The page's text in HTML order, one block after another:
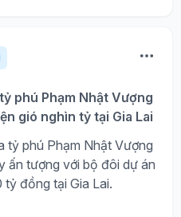
phú Phạm Nhật Vượng
gió nghìn tỷ tại Gia Lai
tỷ phú Phạm Nhật Vượng
ấn tượng với bộ đôi dự án
đồng tại Gia Lai.